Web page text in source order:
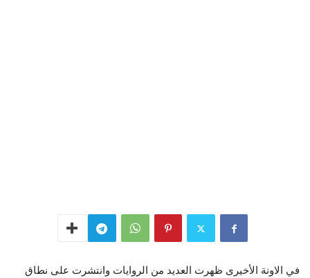
في الاونة الأخيرى ظهرت العديد من الروايات وانتشرت على نطاق